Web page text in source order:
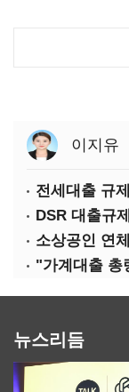
이지유
전세대출 규
DSR 대출규
소상공인 연
"가계대출 총
뉴스리듬